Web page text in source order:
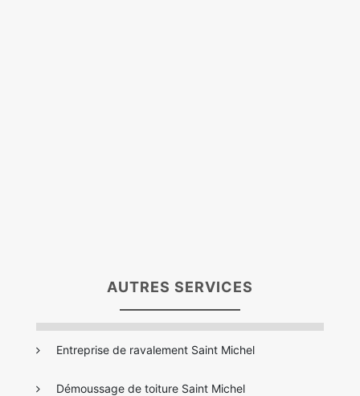
AUTRES SERVICES
Entreprise de ravalement Saint Michel
Démoussage de toiture Saint Michel